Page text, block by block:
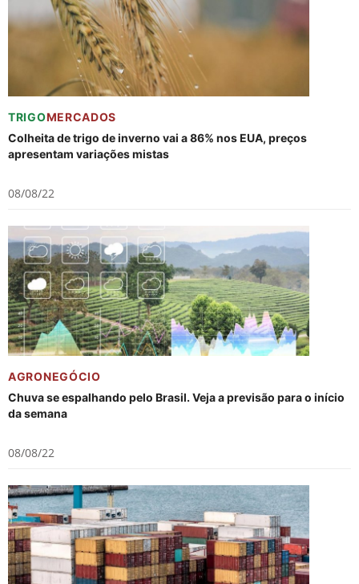
TRIGOMERCADOS
Colheita de trigo de inverno vai a 86% nos EUA, preços
apresentam variações mistas
08/08/22
AGRONEGÓCIO
Chuva se espalhando pelo Brasil. Veja a previsão para o início
da semana
08/08/22